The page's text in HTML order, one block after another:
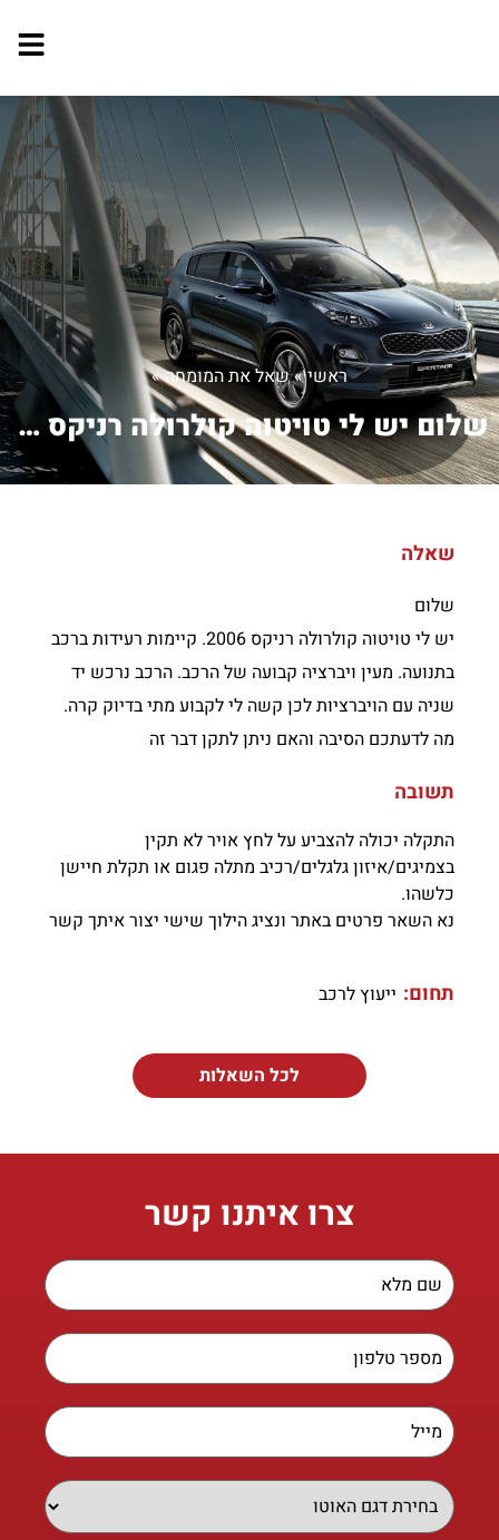
ראשי»שאל את המומחה»
שלום יש לי טויטוה קולרולה רניקס 2006...
שאלה
שלום
יש לי טויטוה קולרולה רניקס 2006. קיימות רעידות ברכב
בתנועה. מעין ויברציה קבועה של הרכב. הרכב נרכש יד
שניה עם הויברציות לכן קשה לי לקבוע מתי בדיוק קרה.
מה לדעתכם הסיבה והאם ניתן לתקן דבר זה
תשובה
התקלה יכולה להצביע על לחץ אויר לא תקין
בצמיגים/איזון גלגלים/רכיב מתלה פגום או תקלת חיישן
כלשהו.
נא השאר פרטים באתר ונציג הילוך שישי יצור איתך קשר
תחום: ייעוץ לרכב
לכל השאלות
צרו איתנו קשר